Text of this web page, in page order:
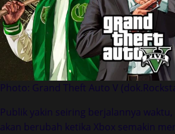
Photo: Grand Theft Auto V
Publik yakin seiring berjalannya
akan berubah ketika Xbox semakin